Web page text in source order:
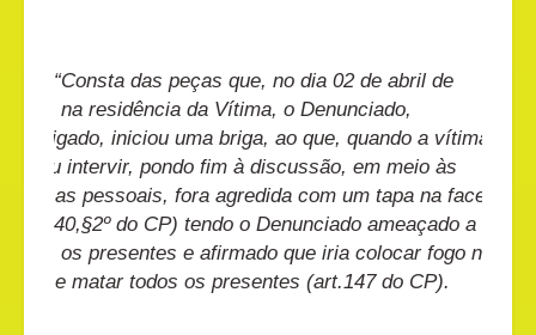
“Consta das peças que, no dia 02 de abril de
2015, na residência da Vítima, o Denunciado,
embrigado, iniciou uma briga, ao que, quando a vítima
tentou intervir, pondo fim à discussão, em meio às
ofensas pessoais, fora agredida com um tapa na face
(art.140,§2º do CP) tendo o Denunciado ameaçado a
todos os presentes e afirmado que iria colocar fogo na
casa e matar todos os presentes (art.147 do CP).